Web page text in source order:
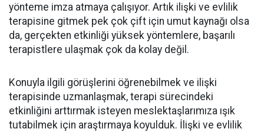
yönteme imza atmaya çalışıyor. Artık ilişki ve evlilik
terapisine gitmek pek çok çift için umut kaynağı olsa
da, gerçekten etkinliği yüksek yöntemlere, başarılı
terapistlere ulaşmak çok da kolay değil.
Konuyla ilgili görüşlerini öğrenebilmek ve ilişki
terapisinde uzmanlaşmak, terapi sürecindeki
etkinliğini arttırmak isteyen meslektaşlarımıza ışık
tutabilmek için araştırmaya koyulduk. İlişki ve evlilik